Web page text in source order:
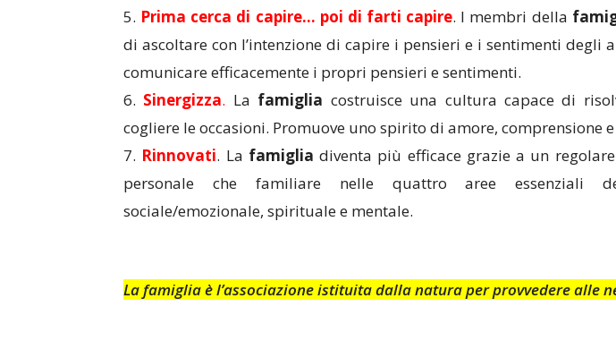
5. Prima cerca di capire… poi di farti capire. I membri della
di ascoltare con l’intenzione di capire i pensieri e i sentimenti degli
comunicare efficacemente i propri pensieri e sentimenti.
6. Sinergizza. La famiglia costruisce una cultura capace di
cogliere le occasioni. Promuove uno spirito di amore, comprensione
7. Rinnovati. La famiglia diventa più efficace grazie a un
personale che familiare nelle quattro aree essenziali
sociale/emozionale, spirituale e mentale.
La famiglia è l’associazione istituita dalla natura per provvedere alle